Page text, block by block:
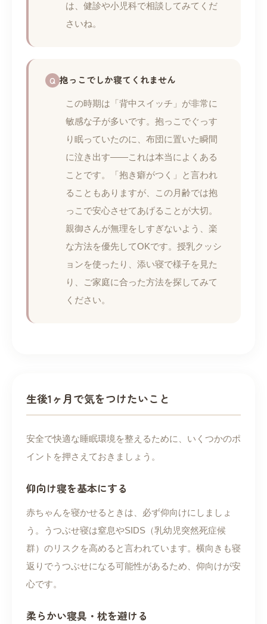
は、健診や小児科で相談してみてくだ
さいね。
抱っこでしか寝てくれません
この時期は「背中スイッチ」が非常に
敏感な子が多いです。抱っこでぐっす
り眠っていたのに、布団に置いた瞬間
に泣き出す——これは本当によくある
ことです。「抱き癖がつく」と言われ
ることもありますが、この月齢では抱
っこで安心させてあげることが大切。
親御さんが無理をしすぎないよう、楽
な方法を優先してOKです。授乳クッシ
ョンを使ったり、添い寝で様子を見た
り、ご家庭に合った方法を探してみて
ください。
生後1ヶ月で気をつけたいこと
安全で快適な睡眠環境を整えるために、いくつかのポ
イントを押さえておきましょう。
仰向け寝を基本にする
赤ちゃんを寝かせるときは、必ず仰向けにしましょ
う。うつぶせ寝は窒息やSIDS（乳幼児突然死症候
群）のリスクを高めると言われています。横向きも寝
返りでうつぶせになる可能性があるため、仰向けが安
心です。
柔らかい寝具・枕を避ける